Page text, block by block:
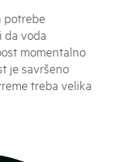
potrebe
da voda
momentalno
je savršeno
treba velika